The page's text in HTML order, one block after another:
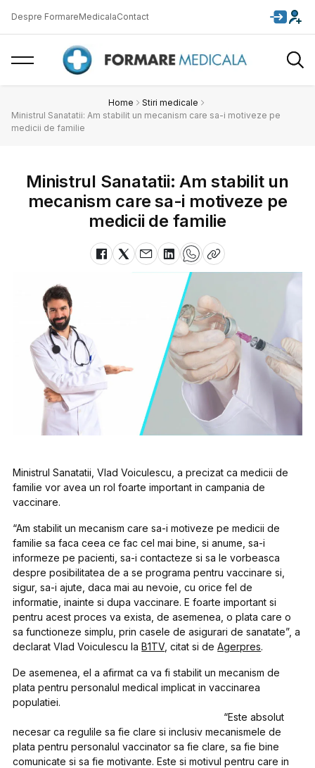
Despre FormareMedicalaContact
Home
Stiri medicale
Ministrul Sanatatii: Am stabilit un mecanism care sa-i motiveze pe
medicii de familie
Ministrul Sanatatii: Am stabilit un
mecanism care sa-i motiveze pe
medicii de familie
Ministrul Sanatatii, Vlad Voiculescu, a precizat ca medicii de
familie vor avea un rol foarte important in campania de
vaccinare.
“Am stabilit un mecanism care sa-i motiveze pe medicii de
familie sa faca ceea ce fac cel mai bine, si anume, sa-i
informeze pe pacienti, sa-i contacteze si sa le vorbeasca
despre posibilitatea de a se programa pentru vaccinare si,
sigur, sa-i ajute, daca mai au nevoie, cu orice fel de
informatie, inainte si dupa vaccinare. E foarte important si
pentru acest proces va exista, de asemenea, o plata care o
sa functioneze simplu, prin casele de asigurari de sanatate”, a
declarat Vlad Voiculescu laB1TV, citat si deAgerpres.
De asemenea, el a afirmat ca va fi stabilit un mecanism de
plata pentru personalul medical implicat in vaccinarea
populatiei.
“Este absolut
necesar ca regulile sa fie clare si inclusiv mecanismele de
plata pentru personalul vaccinator sa fie clare, sa fie bine
comunicate si sa fie motivante. Este si motivul pentru care in